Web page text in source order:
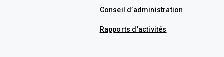
Conseil d’administration
Rapports d’activités